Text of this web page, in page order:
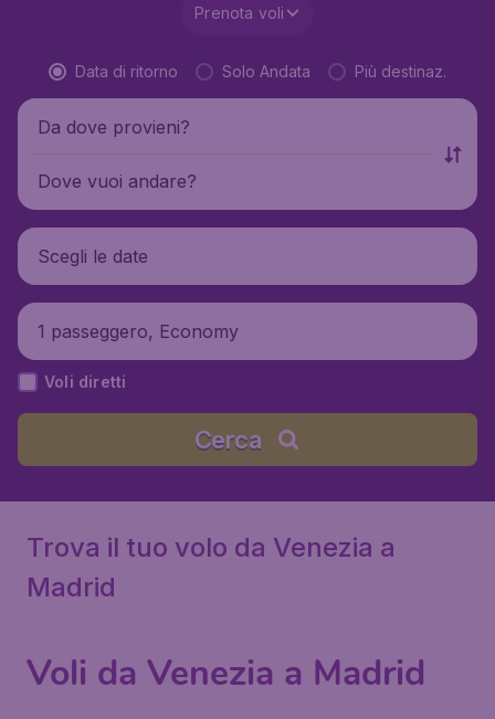
Prenota voli
Data di ritorno Solo Andata Più destinaz.
Da dove provieni?
Dove vuoi andare?
Scegli le date
1 passeggero, Economy
Voli diretti
Cerca
Trova il tuo volo da Venezia a
Madrid
Voli da Venezia a Madrid